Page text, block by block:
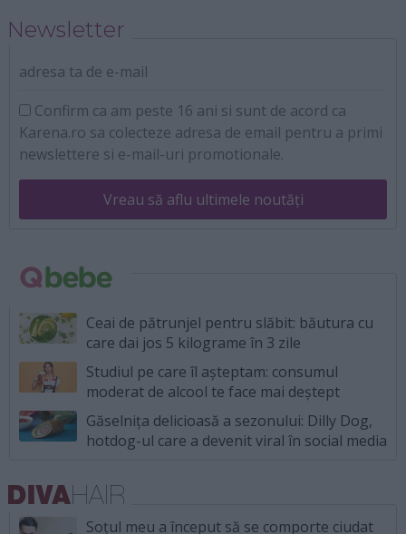
Newsletter
adresa ta de e-mail
Confirm ca am peste 16 ani si sunt de acord ca
Karena.ro sa colecteze adresa de email pentru a primi
newslettere si e-mail-uri promotionale.
Vreau să aflu ultimele noutăți
Ceai de pătrunjel pentru slăbit: băutura cu
care dai jos 5 kilograme în 3 zile
Studiul pe care îl așteptam: consumul
moderat de alcool te face mai deștept
Găselnița delicioasă a sezonului: Dilly Dog,
hotdog-ul care a devenit viral în social media
Soțul meu a început să se comporte ciudat